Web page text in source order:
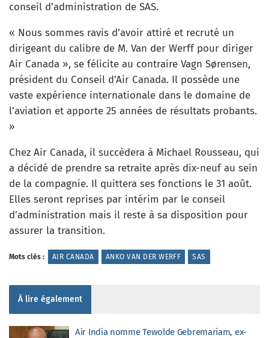
conseil d’administration de SAS.
« Nous sommes ravis d’avoir attiré et recruté un
dirigeant du calibre de M. Van der Werff pour diriger
Air Canada », se félicite au contraire Vagn Sørensen,
président du Conseil d’Air Canada. Il possède une
vaste expérience internationale dans le domaine de
l’aviation et apporte 25 années de résultats probants.
»
Chez Air Canada, il succèdera à Michael Rousseau, qui
a décidé de prendre sa retraite après dix-neuf au sein
de la compagnie. Il quittera ses fonctions le 31 août.
Elles seront reprises par intérim par le conseil
d’administration mais il reste à sa disposition pour
assurer la transition.
Mots clés : AIR CANADA ANKO VAN DER WERFF SAS
À lire également
Air India nomme Tewolde Gebremariam, ex-